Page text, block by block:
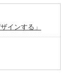
インする」